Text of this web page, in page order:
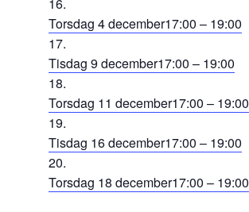
Torsdag 4 december17:00 – 19:00
Tisdag 9 december17:00 – 19:00
Torsdag 11 december17:00 – 19:00
Tisdag 16 december17:00 – 19:00
Torsdag 18 december17:00 – 19:00